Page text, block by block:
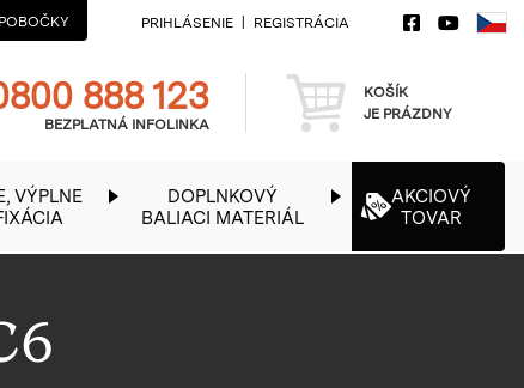
PRIHLÁSENIE REGISTRÁCIA
888 123
BEZPLATNÁ INFOLINKA Košík
KOŠÍK
JE PRÁZDNY
VÝPLNE
DOPLNKOVÝ
BALIACI MATERIÁL
AKCIOVÝ
TOVAR